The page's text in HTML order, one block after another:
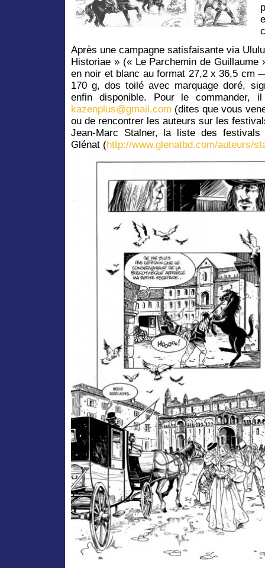
Après une campagne satisfaisante via
Historiae » (« Le Parchemin de
en noir et blanc au format 27,2 x 36,5 cm
170 g, dos toilé avec marquage doré,
enfin disponible. Pour le commander,
kazenplus@gmail.com (dites que vous
ou de rencontrer les auteurs sur les
Jean-Marc Stalner, la liste des
Glénat (http://www.glenatbd.com/auteurs/